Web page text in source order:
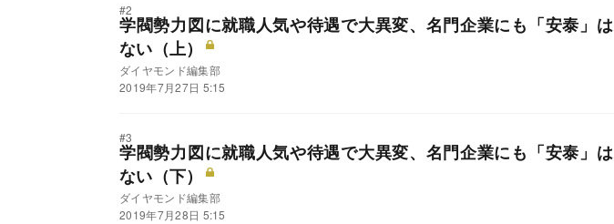
#2
学閥勢力図に就職人気や待遇で大異変、名門企業にも「安泰」は
ない（上）
ダイヤモンド編集部
2019年7月27日 5:15
#3
学閥勢力図に就職人気や待遇で大異変、名門企業にも「安泰」は
ない（下）
ダイヤモンド編集部
2019年7月28日 5:15